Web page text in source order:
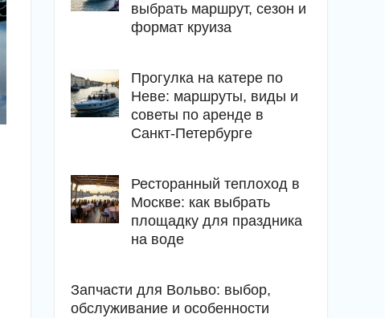
выбрать маршрут, сезон и
формат круиза
Прогулка на катере по
Неве: маршруты, виды и
советы по аренде в
Санкт-Петербурге
Ресторанный теплоход в
Москве: как выбрать
площадку для праздника
на воде
Запчасти для Вольво: выбор,
обслуживание и особенности